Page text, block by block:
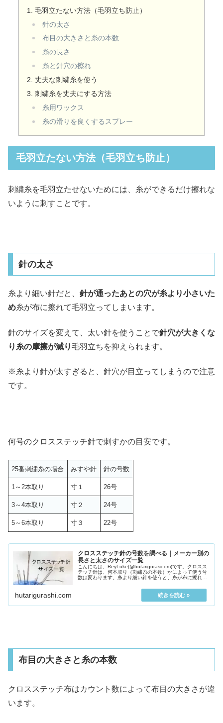
毛羽立たない方法（毛羽立ち防止）
針の太さ
布目の大きさと糸の本数
糸の長さ
糸と針穴の擦れ
丈夫な刺繍糸を使う
刺繍糸を丈夫にする方法
糸用ワックス
糸の滑りを良くするスプレー
毛羽立たない方法（毛羽立ち防止）
刺繍糸を毛羽立たせないためには、糸ができるだけ擦れな
いように刺すことです。
針の太さ
糸より細い針だと、 針が通ったあとの穴が糸より小さいた
め糸が布に擦れて毛羽立ってしまいます。
針のサイズを変えて、太い針を使うことで針穴が大きくな
り糸の摩擦が減り毛羽立ちを抑えられます。
※糸より針が太すぎると、針穴が目立ってしまうので注意
です。
何号のクロスステッチ針で刺すかの目安です。
25番刺繍糸の場合 みすや針 針の号数
1～2本取り 寸１ 26号
3～4本取り 寸２ 24号
5～6本取り 寸３ 22号
クロスステッチ針の号数を調べる｜メーカー別の
長さと太さのサイズ一覧
こんにちは、ReyLuke(@hutarigurasicom)です。クロスス
テッチ針は、何本取り（刺繍糸の本数）かによって使う号
数は変わります。糸より細い針を使うと、糸が布に擦れて
hutarigurashi.com
布目の大きさと糸の本数
クロスステッチ布はカウント数によって布目の大きさが違
います。